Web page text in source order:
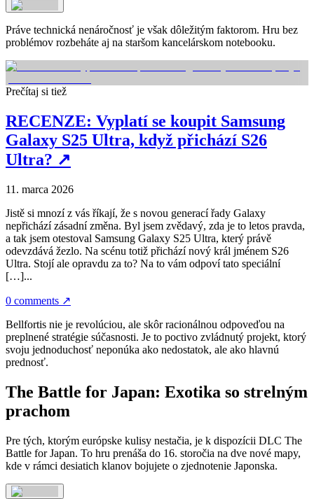
Práve technická nenáročnosť je však dôležitým faktorom. Hru bez
problémov rozbeháte aj na staršom kancelárskom notebooku.
Prečítaj si tiež
RECENZE: Vyplatí se koupit Samsung
Galaxy S25 Ultra, když přichází S26
Ultra? ↗
11. marca 2026
Jistě si mnozí z vás říkají, že s novou generací řady Galaxy
nepřichází zásadní změna. Byl jsem zvědavý, zda je to letos pravda,
a tak jsem otestoval Samsung Galaxy S25 Ultra, který právě
odevzdává žezlo. Na scénu totiž přichází nový král jménem S26
Ultra. Stojí ale opravdu za to? Na to vám odpoví tato speciální
[…]...
0 comments ↗
Bellfortis nie je revolúciou, ale skôr racionálnou odpoveďou na
preplnené stratégie súčasnosti. Je to poctivo zvládnutý projekt, ktorý
svoju jednoduchosť neponúka ako nedostatok, ale ako hlavnú
prednosť.
The Battle for Japan: Exotika so strelným
prachom
Pre tých, ktorým európske kulisy nestačia, je k dispozícii DLC The
Battle for Japan. To hru prenáša do 16. storočia na dve nové mapy,
kde v rámci desiatich klanov bojujete o zjednotenie Japonska.